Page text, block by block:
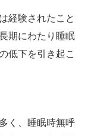
経験されたこと
期にわたり睡眠
低下を引き起こ
く、睡眠時無呼